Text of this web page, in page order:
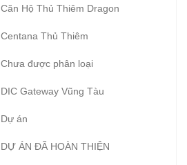
Căn Hộ Thủ Thiêm Dragon
Centana Thủ Thiêm
Chưa được phân loại
DIC Gateway Vũng Tàu
Dự án
DỰ ÁN ĐÃ HOÀN THIỆN